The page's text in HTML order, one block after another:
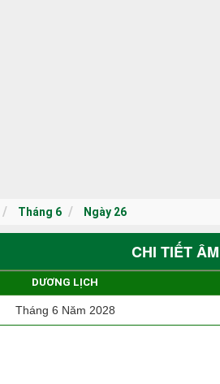
Tháng 6 Ngày 26
CHI TIẾT
DƯƠNG LỊCH
Tháng 6 Năm 2028